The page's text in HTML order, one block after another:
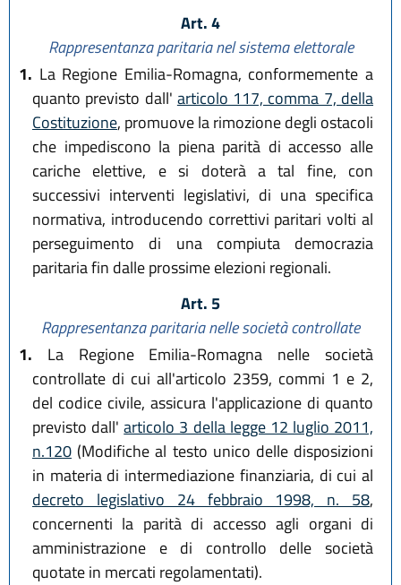
Art. 4
Rappresentanza paritaria nel sistema elettorale
1. La Regione Emilia-Romagna, conformemente a
quanto previsto dall' articolo 117, comma 7, della
Costituzione, promuove la rimozione degli ostacoli
che impediscono la piena parità di accesso alle
cariche elettive, e si doterà a tal fine, con
successivi interventi legislativi, di una specifica
normativa, introducendo correttivi paritari volti al
perseguimento di una compiuta democrazia
paritaria fin dalle prossime elezioni regionali.
Art. 5
Rappresentanza paritaria nelle società controllate
1. La Regione Emilia-Romagna nelle società
controllate di cui all'articolo 2359, commi 1 e 2,
del codice civile, assicura l'applicazione di quanto
previsto dall'articolo 3 della legge 12 luglio 2011,
n.120 (Modifiche al testo unico delle disposizioni
in materia di intermediazione finanziaria, di cui al
decreto legislativo 24 febbraio 1998, n. 58,
concernenti la parità di accesso agli organi di
amministrazione e di controllo delle società
quotate in mercati regolamentati).